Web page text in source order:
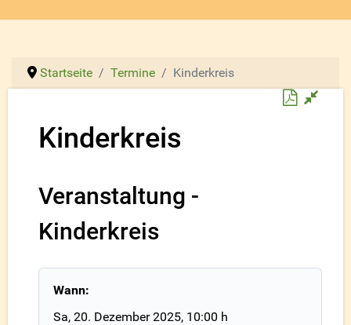
Startseite Termine
Kinderkreis
Kinderkreis
Veranstaltung -
Kinderkreis
Wann:
Sa, 20. Dezember 2025, 10:00 h